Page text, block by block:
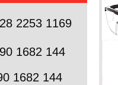
2253 1169
1682 144
1682 144